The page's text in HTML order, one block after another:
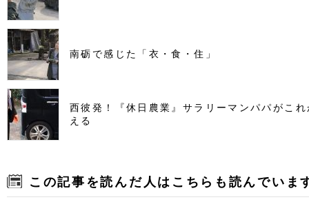
南砺で感じた「衣・食・住」
西彼発！『休日農業』サラリーマンパパがこ
える
この記事を読んだ人はこちらも読んでいま